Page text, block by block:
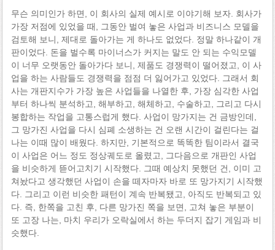
무슨 의미인가 하면, 이 회사의 실제 예시로 이야기해 보자. 회사가
가장 저점에 있었을 때, 그동안 벌여 놓은 사업과 비즈니스 모델을
검토해 보니, 제대로 돌아가는 게 하나도 없었다. 정말 하나같이 개
판이었다. 돈을 벌수록 마이너스가 커지는 말도 안 되는 수익모델
이 너무 오랫동안 돌아가다 보니, 제품도 경쟁력이 떨어졌고, 이 사
업을 하는 사람들도 경쟁력을 점점 더 잃어가고 있었다. 그래서 회
사는 개판지수가 가장 높은 사업들을 나열한 후, 가장 심각한 사업
부터 하나씩 분석하고, 해부하고, 해체하고, 수술하고, 그리고 다시
봉합하는 작업을 고통스럽게 했다. 사업이 망가지는 건 금방인데,
그 망가진 사업을 다시 심폐 소생하는 건 오랜 시간이 걸린다는 걸
나는 이때 많이 배웠다. 하지만, 기본적으로 똑똑한 팀이라서 결국
이 사업은 어느 정도 정상궤도로 올렸고, 그다음으로 개판인 사업
을 비슷하게 뜯어고치기 시작했다. 그때 예상치 못했던 건, 이미 고
쳐놨다고 생각했던 사업이 손을 떼자마자 바로 또 망가지기 시작했
다. 그리고 이런 비슷한 패턴이 계속 반복됐고, 아직도 반복되고 있
다. 즉, 한쪽을 고친 후, 다른 망가진 쪽을 보면, 고쳐 놓은 부분이
또 고장 나는, 마치 우리가 오락실에서 하는 두더지 잡기 게임과 비
슷했다.